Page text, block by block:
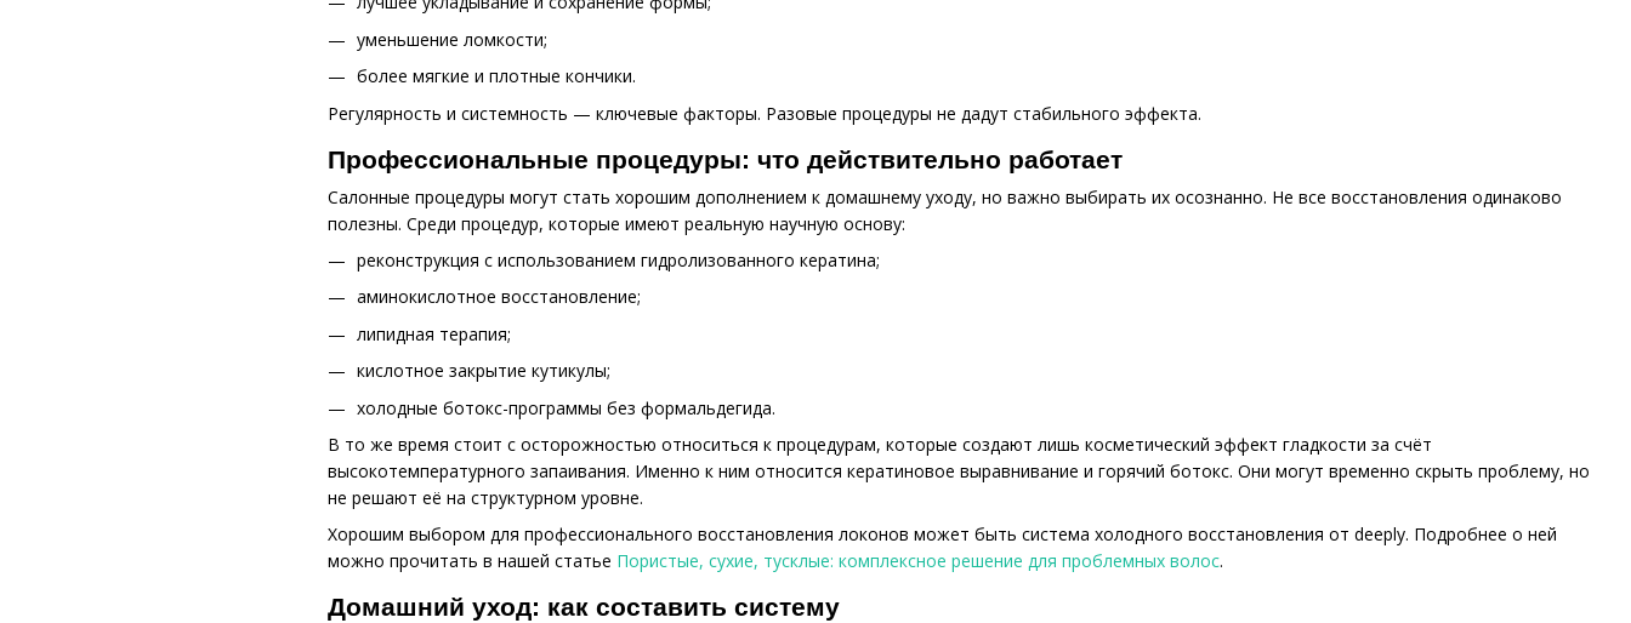
уменьшение ломкости;
более мягкие и плотные кончики.
Регулярность и системность — ключевые факторы. Разовые процедуры не дадут стабильного эффекта.
Профессиональные процедуры: что действительно работает
Салонные процедуры могут стать хорошим дополнением к домашнему уходу, но важно выбирать их осознанно. Не все восстановления одинаково
полезны. Среди процедур, которые имеют реальную научную основу:
реконструкция с использованием гидролизованного кератина;
аминокислотное восстановление;
липидная терапия;
кислотное закрытие кутикулы;
холодные ботокс-программы без формальдегида.
В то же время стоит с осторожностью относиться к процедурам, которые создают лишь косметический эффект гладкости за счёт
высокотемпературного запаивания. Именно к ним относится кератиновое выравнивание и горячий ботокс. Они могут временно скрыть проблему, но
не решают её на структурном уровне.
Хорошим выбором для профессионального восстановления локонов может быть система холодного восстановления от deeply. Подробнее о ней
можно прочитать в нашей статье Пористые, сухие, тусклые: комплексное решение для проблемных волос.
Домашний уход: как составить систему